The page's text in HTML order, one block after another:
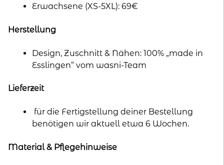
Erwachsene (XS-5XL): 69€
Herstellung
Design, Zuschnitt & Nähen: 100% „made in
Esslingen“ vom wasni-Team
Lieferzeit
für die Fertigstellung deiner Bestellung
benötigen wir aktuell etwa 6 Wochen.
Material & Pflegehinweise